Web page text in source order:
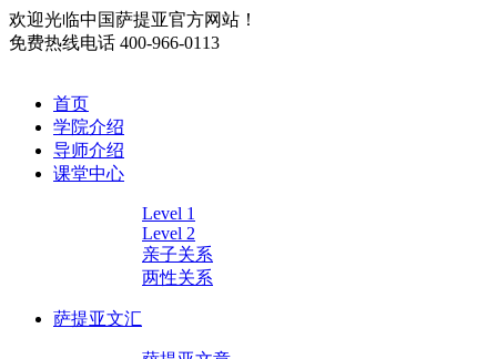
欢迎光临中国萨提亚官方网站！
免费热线电话 400-966-0113
首页
学院介绍
导师介绍
课堂中心
Level 1
Level 2
亲子关系
两性关系
萨提亚文汇